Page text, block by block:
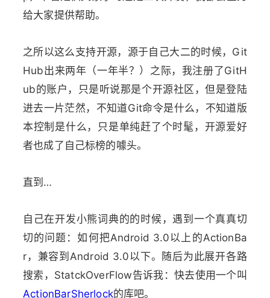
给大家提供帮助。
之所以这么支持开源，源于自己大二的时候，Git
Hub出来两年（一年半？）之际，我注册了GitH
ub的账户，只是听说那是个开源社区，但是登陆
进去一片茫然，不知道Git命令是什么，不知道版
本控制是什么，只是单纯赶了个时髦，开源爱好
者也成了自己标榜的噱头。
直到…
自己在开发小熊词典的的时候，遇到一个真真切
切的问题：如何把Android 3.0以上的ActionBa
r，兼容到Android 3.0以下。随后为此展开各路
搜索，StatckOverFlow告诉我：快去使用一个叫
ActionBarSherlock的库吧。